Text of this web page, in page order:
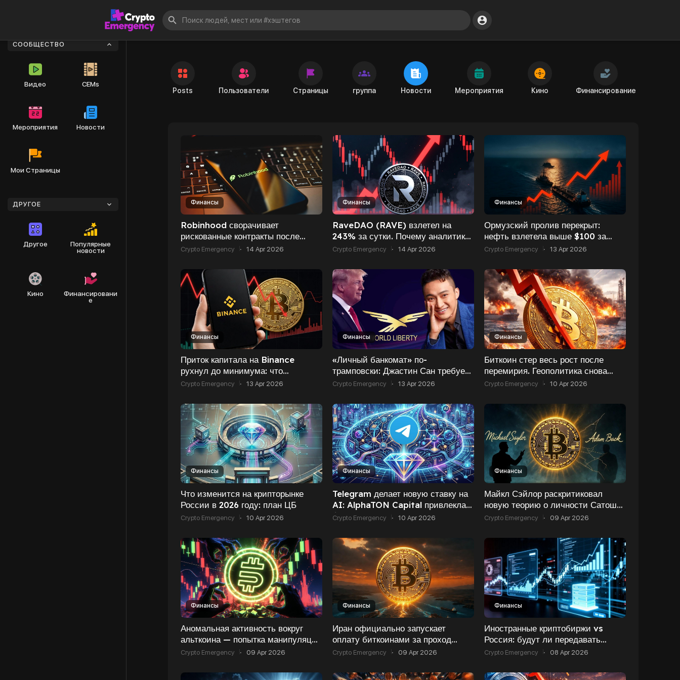
СООБЩЕСТВО
Видео CEMs
Мероприятия Новости
Мои Страницы
ДРУГОЕ
Другое
Популярные
новости
Кино
Финансировани
е
Posts Пользователи Страницы группа Новости Мероприятия Кино Финансирование
Финансы
Robinhood сворачивает
рискованные контракты после
скандалов с инсайдом и ставками
Crypto Emergency · 14 Apr 2026
Финансы
RaveDAO (RAVE) взлетел на
243% за сутки. Почему аналитики
бьют тревогу?
Crypto Emergency · 14 Apr 2026
Финансы
Ормузский пролив перекрыт:
нефть взлетела выше $100 за
баррель
Crypto Emergency · 13 Apr 2026
Финансы
Приток капитала на Binance
рухнул до минимума: что
скрывается за этим?
Crypto Emergency · 13 Apr 2026
Финансы
«Личный банкомат» по-
трамповски: Джастин Сан требует
раскрыть личности основателей
Crypto Emergency · 13 Apr 2026
Финансы
Биткоин стер весь рост после
перемирия. Геополитика снова
давит
Crypto Emergency · 10 Apr 2026
Финансы
Что изменится на крипторынке
России в 2026 году: план ЦБ
Crypto Emergency · 10 Apr 2026
Финансы
Telegram делает новую ставку на
AI: AlphaTON Capital привлекла
$43 млн на развитие Cocoon
Crypto Emergency · 10 Apr 2026
Финансы
Майкл Сэйлор раскритиковал
новую теорию о личности Сатоши
Накамото
Crypto Emergency · 09 Apr 2026
Финансы
Аномальная активность вокруг
альткоина — попытка манипуляции
провалилась
Crypto Emergency · 09 Apr 2026
Финансы
Иран официально запускает
оплату биткоинами за проход
через Ормузский пролив — курс
Crypto Emergency · 09 Apr 2026
Финансы
Иностранные криптобиржи vs
Россия: будут ли передавать
данные о клиентах?
Crypto Emergency · 08 Apr 2026